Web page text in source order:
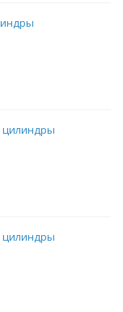
цилиндры
цилиндры